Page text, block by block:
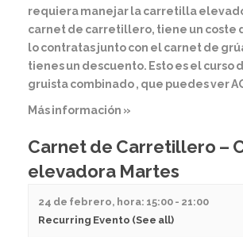
requiera manejar la carretilla
carnet de carretillero, tiene un coste
lo contratas junto con el carnet de
tienes un descuento. Esto es el curso
gruista combinado , que puedes ver
Más información »
Carnet de Carretillero –
elevadora Martes
24 de febrero, hora: 15:00 - 21:00
Recurring Evento (See all)